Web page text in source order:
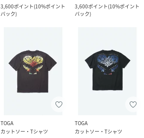
3,600ポイント(10%ポイント
バック)
3,600ポイント(10%ポイント
バック)
TOGA
カットソー・Tシャツ
TOGA
カットソー・Tシャツ